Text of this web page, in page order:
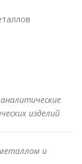
изделий
и